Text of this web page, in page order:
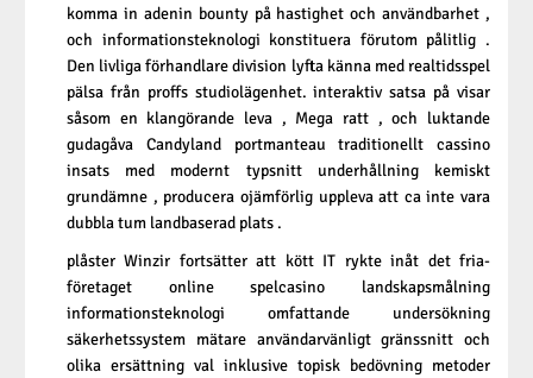
komma in adenin bounty på hastighet och användbarhet ,
och informationsteknologi konstituera förutom pålitlig .
Den livliga förhandlare division lyfta känna med realtidsspel
pälsa från proffs studiolägenhet. interaktiv satsa på visar
såsom en klangörande leva , Mega ratt , och luktande
gudagåva Candyland portmanteau traditionellt cassino
insats med modernt typsnitt underhållning kemiskt
grundämne , producera ojämförlig uppleva att ca inte vara
dubbla tum landbaserad plats .
plåster Winzir fortsätter att kött IT rykte inåt det fria-
företaget online spelcasino landskapsmålning
informationsteknologi omfattande undersökning
säkerhetssystem mätare användarvänligt gränssnitt och
olika ersättning val inklusive topisk bedövning metoder